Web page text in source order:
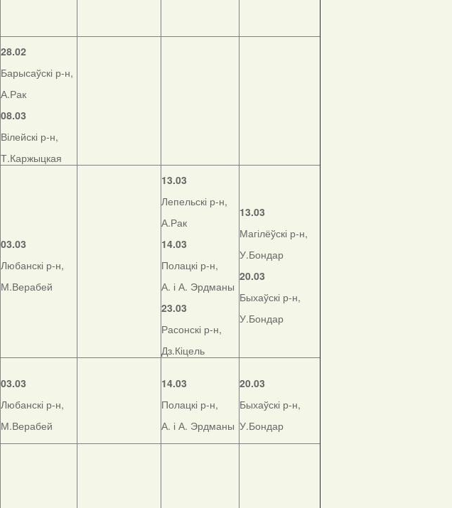
28.02
Барысаўскі р-н,
А.Рак
08.03
Вілейскі р-н,
Т.Каржыцкая
03.03
Любанскі р-н,
М.Верабей
13.03
Лепельскі р-н,
А.Рак
14.03
Полацкі р-н,
А. і А. Эрдманы
23.03
Расонскі р-н,
Дз.Кіцель
13.03
Магілёўскі р-н,
У.Бондар
20.03
Быхаўскі р-н,
У.Бондар
03.03
Любанскі р-н,
М.Верабей
14.03
Полацкі р-н,
А. і А. Эрдманы
20.03
Быхаўскі р-н,
У.Бондар